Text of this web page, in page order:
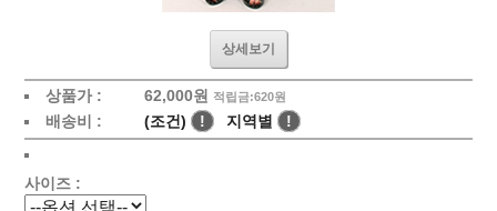
상세보기
상품가 : 62,000원 적립금:620원
배송비 : (조건) ! 지역별 !
사이즈 :